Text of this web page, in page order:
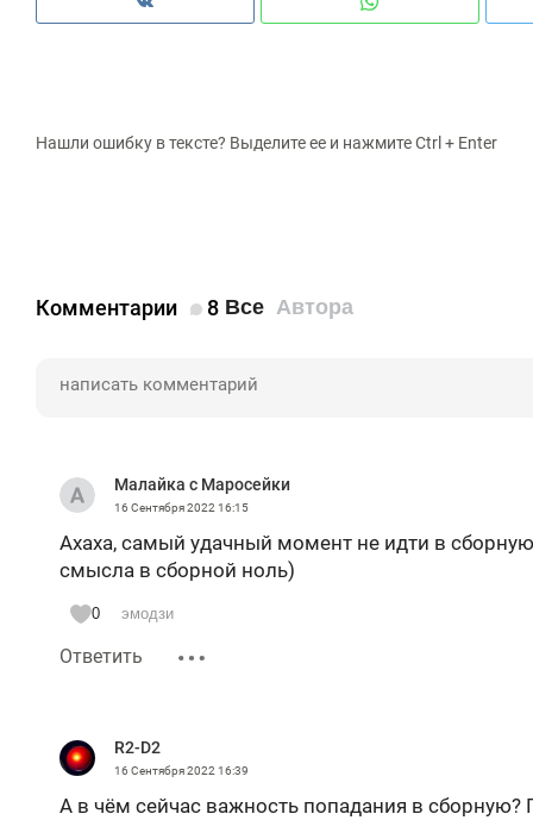
Нашли ошибку в тексте? Выделите ее и нажмите Ctrl + Enter
Комментарии 8 Все Автора
Малайка с Маросейки
16 Сентября 202216:15
Ахаха, самый удачный момент не идти в
смысла в сборной ноль)
0 эмодзи
Ответить
R2-D2
16 Сентября 202216:39
А в чём сейчас важность попадания в сборную?